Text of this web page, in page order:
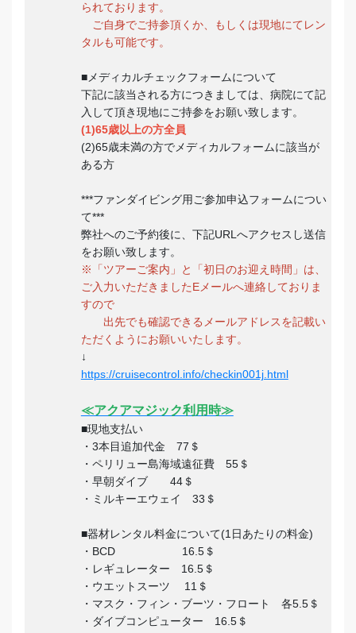
られております。
ご自身でご持参頂くか、もしくは現地にてレン
タルも可能です。
■メディカルチェックフォームについて
下記に該当される方につきましては、病院にて記
入して頂き現地にご持参をお願い致します。
(1)65歳以上の方全員
(2)65歳未満の方でメディカルフォームに該当が
ある方
***ファンダイビング用ご参加申込フォームについ
て***
弊社へのご予約後に、下記URLへアクセスし送信
をお願い致します。
※「ツアーご案内」と「初日のお迎え時間」は、
ご入力いただきましたEメールへ連絡しておりま
すので
出先でも確認できるメールアドレスを記載い
ただくようにお願いいたします。
↓
https://cruisecontrol.info/checkin001j.html
≪アクアマジック利用時≫
■現地支払い
・3本目追加代金 77＄
・ペリリュー島海域遠征費 55＄
・早朝ダイブ 44＄
・ミルキーエウェイ 33＄
■器材レンタル料金について(1日あたりの料金)
・BCD 16.5＄
・レギュレーター 16.5＄
・ウエットスーツ 11＄
・マスク・フィン・ブーツ・フロート 各5.5＄
・ダイブコンピューター 16.5＄